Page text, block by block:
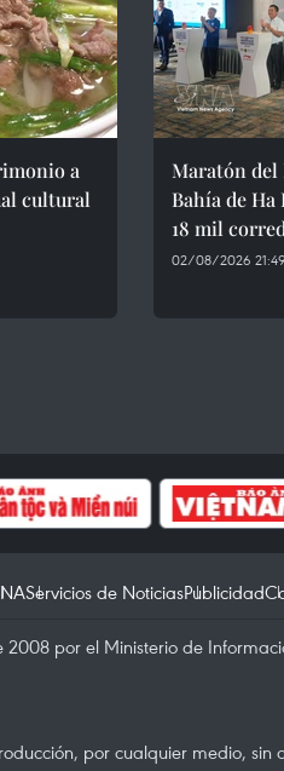
a
cultural
Maratón
Bahía de Ha
18 mil
02/08/2026 21:49
Servicios de NoticiasPublicidad
2008 por el Ministerio de
por cualquier medio, sin